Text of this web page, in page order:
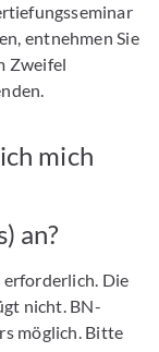
entnehmen Sie
Zweifel
mich
an?
erforderlich. Die
nicht. BN-
möglich. Bitte